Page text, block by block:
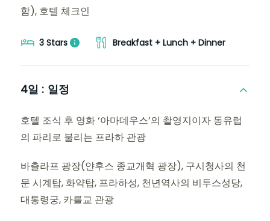
함), 호텔 체크인
3 Stars Breakfast + Lunch + Dinner
4일 : 일정
호텔 조식 후 영화 ‘아마데우스’의 촬영지이자 동유럽
의 파리로 불리는 프라하 관광
바츨라프 광장(얀후스 종교개혁 광장), 구시청사의 천
문 시계탑, 화약탑, 프라하성, 천년역사의 비투스성당,
대통령궁, 카를교 관광